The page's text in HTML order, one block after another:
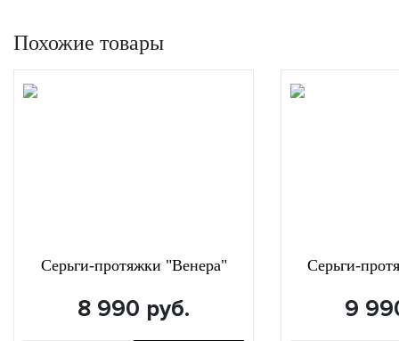
Похожие товары
Серьги-протяжки "Венера"
8 990 руб.
Серьги-
9